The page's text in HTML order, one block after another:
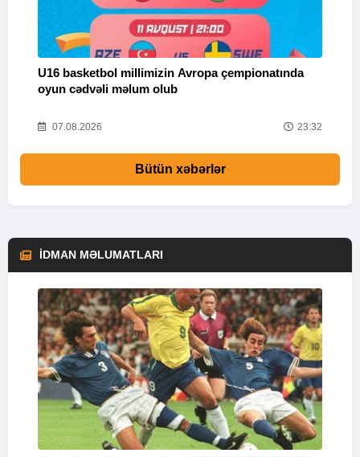
U16 basketbol millimizin Avropa çempionatında
oyun cədvəli məlum olub
07.08.2026 23:32
Bütün xəbərlər
İDMAN MƏLUMATLARI